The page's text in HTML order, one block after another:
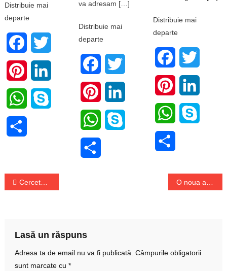
Distribuie mai
departe
Facebook
PinterestLinkedIn
WhatsApp
va adresam […]
Distribuie mai
departe
Facebook
PinterestLinkedIn
WhatsApp
Distribuie mai
departe
Facebook
Pinterest
WhatsApp
Navigare
Cercetatorii de la Harvard au gasit solutii pentru oprirea incalzirii globale.
Lasă un răspuns
Adresa ta de email nu va fi publicată. Câmpurile obligatorii
sunt marcate cu *